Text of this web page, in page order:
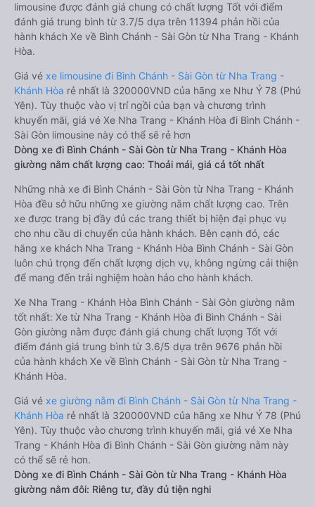
limousine được đánh giá chung có chất lượng Tốt với điểm
đánh giá trung bình từ 3.7/5 dựa trên 11394 phản hồi của
hành khách Xe về Bình Chánh - Sài Gòn từ Nha Trang - Khánh
Hòa.
Giá vé xe limousine đi Bình Chánh - Sài Gòn từ Nha Trang -
Khánh Hòa rẻ nhất là 320000VND của hãng xe Như Ý 78 (Phú
Yên). Tùy thuộc vào vị trí ngồi của bạn và chương trình
khuyến mãi, giá vé Xe Nha Trang - Khánh Hòa đi Bình Chánh -
Sài Gòn limousine này có thể sẽ rẻ hơn
Dòng xe đi Bình Chánh - Sài Gòn từ Nha Trang - Khánh Hòa
giường nằm chất lượng cao: Thoải mái, giá cả tốt nhất
Những nhà xe đi Bình Chánh - Sài Gòn từ Nha Trang - Khánh
Hòa đều sở hữu những xe giường nằm chất lượng cao. Trên
xe được trang bị đầy đủ các trang thiết bị hiện đại phục vụ
cho nhu cầu di chuyển của hành khách. Bên cạnh đó, các
hãng xe khách Nha Trang - Khánh Hòa Bình Chánh - Sài Gòn
luôn chú trọng đến chất lượng dịch vụ, không ngừng cải thiện
để mang đến trải nghiệm hoàn hảo cho hành khách.
Xe Nha Trang - Khánh Hòa Bình Chánh - Sài Gòn giường nằm
tốt nhất: Xe từ Nha Trang - Khánh Hòa đi Bình Chánh - Sài
Gòn giường nằm được đánh giá chung chất lượng Tốt với
điểm đánh giá trung bình từ 3.6/5 dựa trên 9676 phản hồi
của hành khách Xe về Bình Chánh - Sài Gòn từ Nha Trang -
Khánh Hòa.
Giá vé xe giường nằm đi Bình Chánh - Sài Gòn từ Nha Trang -
Khánh Hòa rẻ nhất là 320000VND của hãng xe Như Ý 78 (Phú
Yên). Tùy thuộc vào chương trình khuyến mãi, giá vé Xe Nha
Trang - Khánh Hòa đi Bình Chánh - Sài Gòn giường nằm này
có thể sẽ rẻ hơn.
Dòng xe đi Bình Chánh - Sài Gòn từ Nha Trang - Khánh Hòa
giường nằm đôi: Riêng tư, đầy đủ tiện nghi